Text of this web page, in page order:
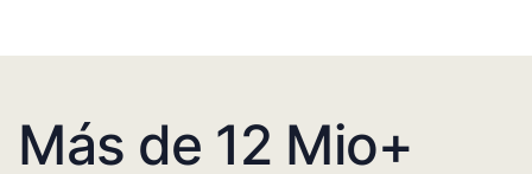
Más de 12 Mio+